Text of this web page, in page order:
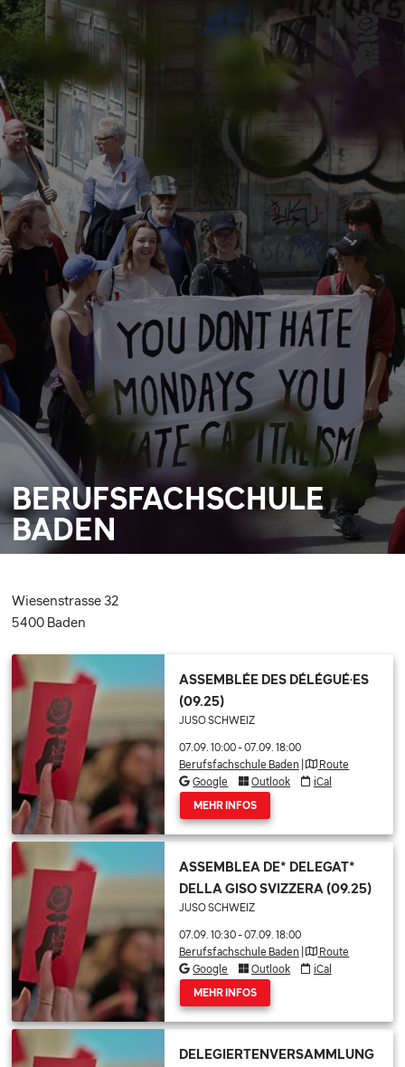
BERUFSFACHSCHULE
BADEN
Wiesenstrasse 32
5400 Baden
ASSEMBLÉE DES DÉLÉGUÉ·ES
(09.25)
JUSO SCHWEIZ
07.09. 10:00-07.09. 18:00
Berufsfachschule Baden|
Route
Google
Outlook iCal
MEHR INFOS
ASSEMBLEA DE* DELEGAT*
DELLA GISO SVIZZERA (09.25)
JUSO SCHWEIZ
07.09. 10:30-07.09. 18:00
Berufsfachschule Baden|
Route
Google
Outlook iCal
MEHR INFOS
DELEGIERTENVERSAMMLUNG